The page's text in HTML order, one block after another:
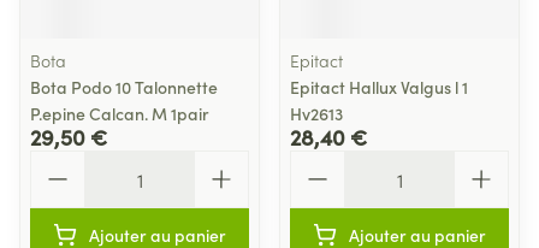
Bota
Bota Podo 10 Talonnette
P.epine Calcan. M 1pair
29,50 €
Ajouter au panier
Epitact
Epitact Hallux Valgus l 1
Hv2613
28,40 €
Ajouter au panier